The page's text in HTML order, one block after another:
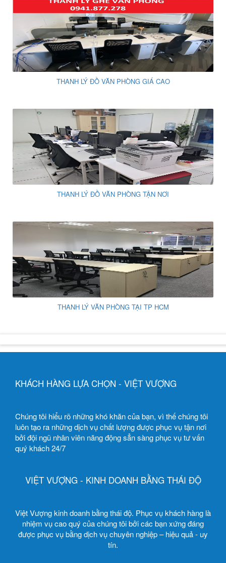
THANH LÝ ĐỒ VĂN PHÒNG GIÁ CAO
THANH LÝ ĐỒ VĂN PHÒNG TẬN NƠI
THANH LÝ VĂN PHÒNG TẠI TP HCM
KHÁCH HÀNG LỰA CHỌN - VIỆT VƯỢNG
Chúng tôi hiểu rõ những khó khăn của bạn, vì thế chúng tôi
luôn tạo ra những dịch vụ chất lượng được phục vụ tận nơi
bởi đội ngũ nhân viên năng động sẳn sàng phục vụ tư vấn
quý khách 24/7
VIỆT VƯỢNG - KINH DOANH BẰNG THÁI ĐỘ
Việt Vượng kinh doanh bằng thái độ. Phục vụ khách hàng là
nhiệm vụ cao quý của chúng tôi bởi các bạn xứng đáng
được phục vụ bằng dịch vụ chuyên nghiệp – hiệu quả - uy
tín.